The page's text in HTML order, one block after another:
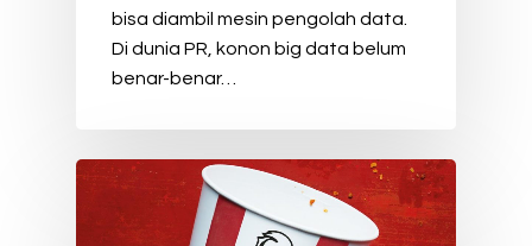
bisa diambil mesin pengolah data.
Di dunia PR, konon big data belum
benar-benar…